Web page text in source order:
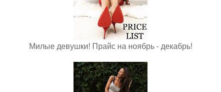
Милые девушки! Прайс на ноябрь - декабрь!